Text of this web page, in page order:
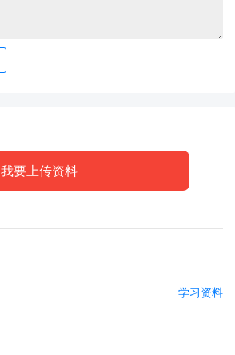
我要上传资料
学习资料